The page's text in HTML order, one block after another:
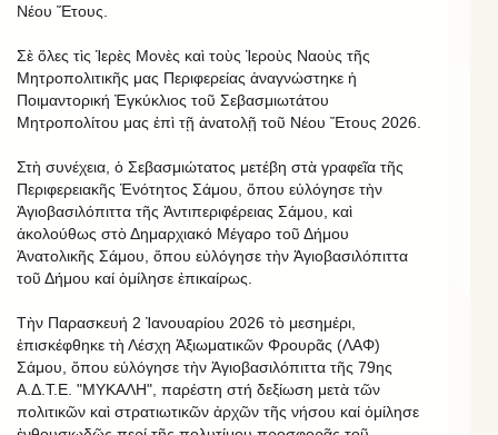
Νέου Ἔτους.
Σὲ ὅλες τὶς Ἱερὲς Μονὲς καὶ τοὺς Ἱεροὺς Ναοὺς τῆς
Μητροπολιτικῆς μας Περιφερείας ἀναγνώστηκε ἡ
Ποιμαντορική Ἐγκύκλιος τοῦ Σεβασμιωτάτου
Μητροπολίτου μας ἐπὶ τῇ ἀνατολῇ τοῦ Νέου Ἔτους 2026.
Στὴ συνέχεια, ὁ Σεβασμιώτατος μετέβη στὰ γραφεῖα τῆς
Περιφερειακῆς Ἑνότητος Σάμου, ὅπου εὐλόγησε τὴν
Ἁγιοβασιλόπιττα τῆς Ἀντιπεριφέρειας Σάμου, καὶ
ἀκολούθως στὸ Δημαρχιακό Μέγαρο τοῦ Δήμου
Ἀνατολικῆς Σάμου, ὅπου εὐλόγησε τὴν Ἁγιοβασιλόπιττα
τοῦ Δήμου καί ὁμίλησε ἐπικαίρως.
Τὴν Παρασκευή 2 Ἰανουαρίου 2026 τὸ μεσημέρι,
ἐπισκέφθηκε τὴ Λέσχη Ἀξιωματικῶν Φρουρᾶς (ΛΑΦ)
Σάμου, ὅπου εὐλόγησε τὴν Ἁγιοβασιλόπιττα τῆς 79ης
Α.Δ.Τ.Ε. "ΜΥΚΑΛΗ", παρέστη στή δεξίωση μετὰ τῶν
πολιτικῶν καὶ στρατιωτικῶν ἀρχῶν τῆς νήσου καί ὁμίλησε